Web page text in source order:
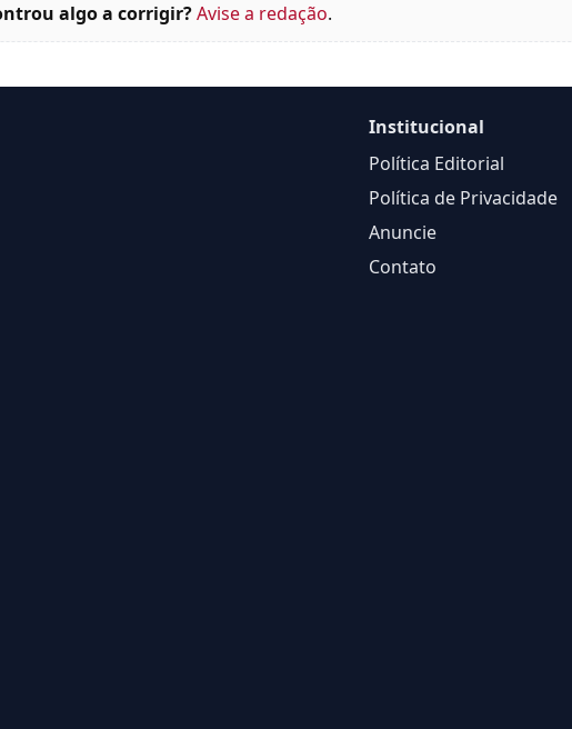
algo a corrigir?Avise a redação.
Institucional
Política Editorial
Política de Privacidade
Anuncie
Contato